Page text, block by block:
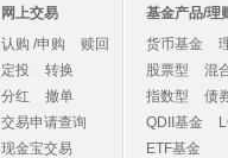
网上交易
认购 /申购
赎回
定投
转换
分红
撤单
交易申请查询
现金宝交易
基金产品/理
货币基金
股票型
混
指数型
债
QDII基金
ETF基金